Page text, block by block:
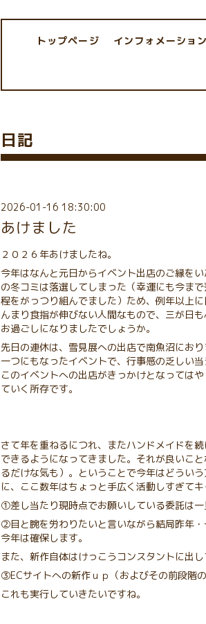
トップページ インフォメーション
日記
2026-01-16 18:30:00
あけました
２０２６年あけましたね。
今年はなんと元日からイベント出店のご縁を
の冬コミは落選してしまった（幸運にも今ま
程をがっつり組んでました）ため、例年以上
んまり食指が伸びない人間なもので、三が日
お過ごしになりましたでしょうか。
先日の連休は、雪見展への出店で南魚沼にお
一つにもなったイベントで、行事感の乏しい
このイベントへの出店がきっかけとなっては
ていく所存です。
さて年を重ねるにつれ、またハンドメイドを
できるようになってきました。それが良いこ
るだけな気も）。ということで今年はどうい
に、ここ数年はちょっと手広く活動しすぎて
①差し当たり現時点でお願いしている委託は一
②目と腕を労わりたいと言いながら結局昨年
今年は確保します。
また、新作自体はけっこうコンスタントに出し
③ECサイトへの新作ｕｐ（およびその前段階
これも実行していきたいですね。